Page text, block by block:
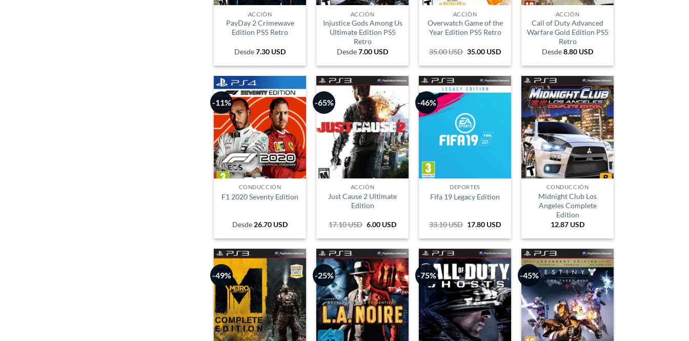
ACCIÓN
PayDay 2 Crimewave
Edition PS5 Retro
Desde7.30 USD
ACCIÓN
Injustice Gods Among Us
Ultimate Edition PS5
Retro
Desde7.00 USD
ACCIÓN
Overwatch Game of the
Year Edition PS5 Retro
35.00USD El
original
156.247 COP.
35.00 USDEl
actual
117.353 COP.
ACCIÓN
Call of Duty Advanced
Warfare Gold Edition PS5
Retro
Desde8.80 USD
-11%
CONDUCCIÓN
F1 2020 Seventy Edition
Desde 26.70 USD
-65%
ACCIÓN
Just Cause 2 Ultimate
Edition
17.10USD El
original
57.335 COP.
6.00 USDEl
actual
20.118 COP.
-46%
DEPORTES
Fifa 19 Legacy Edition
33.10USD El
original
110.982 COP.
17.80 USDEl
actual
59.682 COP.
CONDUCCIÓN
Midnight Club Los
Angeles Complete
Edition
12.87 USD
-49% -25% -75% -45%